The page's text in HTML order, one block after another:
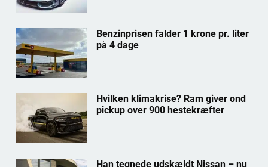
Benzinprisen falder 1 krone pr. liter
på 4 dage
Hvilken klimakrise? Ram giver ond
pickup over 900 hestekræfter
Han tegnede udskældt Nissan – nu